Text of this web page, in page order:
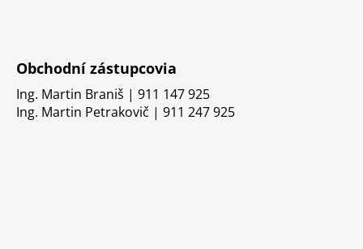
Obchodní zástupcovia
Ing. Martin Braniš | 911 147 925
Ing. Martin Petrakovič | 911 247 925